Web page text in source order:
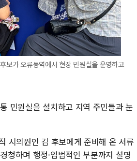
보가 오류동역에서 현장 민원실을 운영하고
민원실을 설치하고 지역 주민들과 눈
시의원인 김 후보에게 준비해 온 서류
청하며 행정·입법적인 부분까지 설명